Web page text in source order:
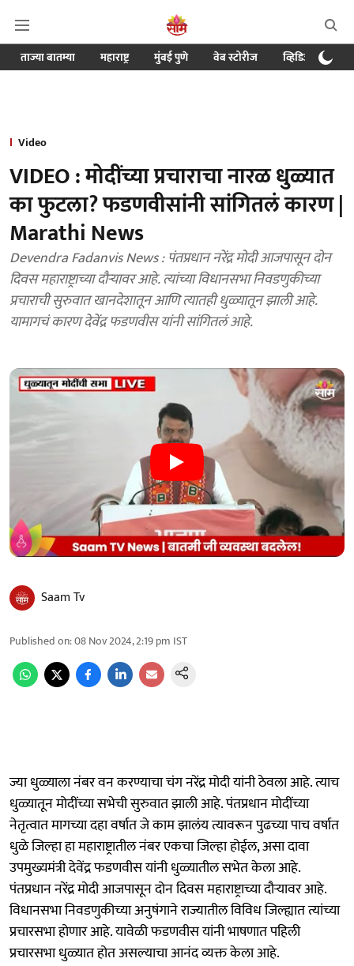
ताज्या बातम्या महाराष्ट्र मुंबई पुणे वेब स्टोरीज व्हिडिओ
Video
VIDEO : मोदींच्या प्रचाराचा नारळ धुळ्यात
का फुटला? फडणवीसांनी सांगितलं कारण |
Marathi News
Devendra Fadanvis News : पंतप्रधान नरेंद्र मोदी आजपासून दोन
दिवस महाराष्ट्राच्या दौऱ्यावर आहे. त्यांच्या विधानसभा निवडणुकीच्या
प्रचाराची सुरुवात खानदेशातून आणि त्यातही धुळ्यातून झाली आहे.
यामागचं कारण देवेंद्र फडणवीस यांनी सांगितलं आहे.
Saam Tv
Published on:08 Nov 2024, 2:19 pm IST
ज्या धुळ्याला नंबर वन करण्याचा चंग नरेंद्र मोदी यांनी ठेवला आहे. त्याच
धुळ्यातून मोदींच्या सभेची सुरुवात झाली आहे. पंतप्रधान मोदींच्या
नेतृत्वात मागच्या दहा वर्षात जे काम झालंय त्यावरून पुढच्या पाच वर्षात
धुळे जिल्हा हा महाराष्ट्रातील नंबर एकचा जिल्हा होईल, असा दावा
उपमुख्यमंत्री देवेंद्र फडणवीस यांनी धुळ्यातील सभेत केला आहे.
पंतप्रधान नरेंद्र मोदी आजपासून दोन दिवस महाराष्ट्राच्या दौऱ्यावर आहे.
विधानसभा निवडणुकीच्या अनुषंगाने राज्यातील विविध जिल्ह्यात त्यांच्या
प्रचारसभा होणार आहे. यावेळी फडणवीस यांनी भाषणात पहिली
प्रचारसभा धुळ्यात होत असल्याचा आनंद व्यक्त केला आहे.